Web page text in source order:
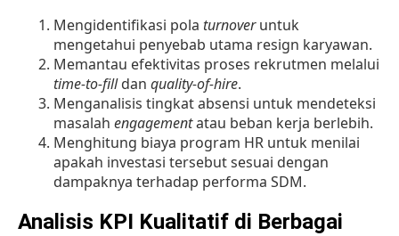
Mengidentifikasi pola turnoveruntuk
mengetahui penyebab utama resign karyawan.
Memantau efektivitas proses rekrutmen melalui
time-to-filldan quality-of-hire.
Menganalisis tingkat absensi untuk mendeteksi
masalah engagementatau beban kerja berlebih.
Menghitung biaya program HR untuk menilai
apakah investasi tersebut sesuai dengan
dampaknya terhadap performa SDM.
Analisis KPI Kualitatif di Berbagai